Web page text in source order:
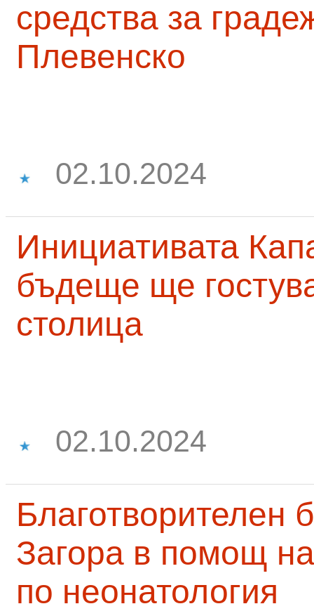
средства за
Плевенско
02.10.2024
Инициативата
бъдеще ще
столица
02.10.2024
Благотворителен
Загора в помощ
по неонатология